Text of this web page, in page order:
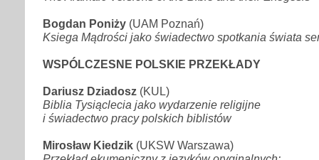
Bogdan Poniży (UAM Poznań)
Ksiega Mądrości jako świadectwo spotkania świata
WSPÓLCZESNE POLSKIE PRZEKŁADY
Dariusz Dziadosz (KUL)
Biblia Tysiąclecia jako wydarzenie religijne
i świadectwo pracy polskich biblistów
Mirosław Kiedzik (UKSW Warszawa)